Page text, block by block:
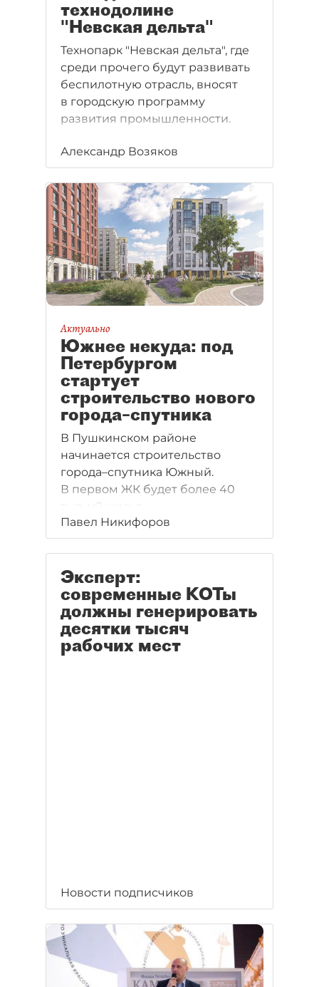
технодолине
"Невская дельта"
Технопарк "Невская дельта", где
среди прочего будут развивать
беспилотную отрасль, вносят
в городскую программу
развития промышленности.
Александр Возяков
Актуально
Южнее некуда: под
Петербургом
стартует
строительство нового
города–спутника
В Пушкинском районе
начинается строительство
города–спутника Южный.
В первом ЖК будет более 40
тыс. м2 жилья.
Павел Никифоров
Эксперт:
современные КОТы
должны генерировать
десятки тысяч
рабочих мест
Новости подписчиков